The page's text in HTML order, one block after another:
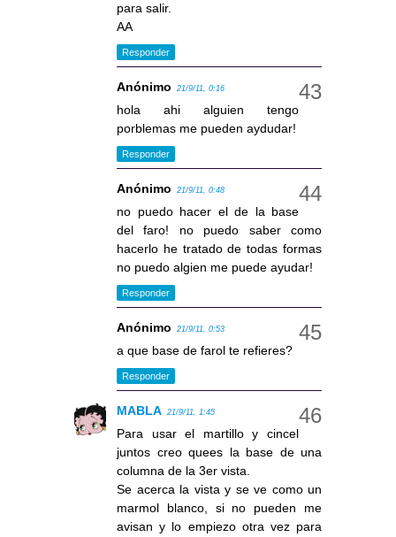
para salir.
AA
Responder
Anónimo 21/9/11, 0:16
hola ahi alguien tengo
porblemas me pueden aydudar!
Responder
Anónimo 21/9/11, 0:48
no puedo hacer el de la base
del faro! no puedo saber como
hacerlo he tratado de todas formas
no puedo algien me puede ayudar!
Responder
Anónimo 21/9/11, 0:53
a que base de farol te refieres?
Responder
MABLA 21/9/11, 1:45
Para usar el martillo y cincel
juntos creo quees la base de una
columna de la 3er vista.
Se acerca la vista y se ve como un
marmol blanco, si no pueden me
avisan y lo empiezo otra vez para